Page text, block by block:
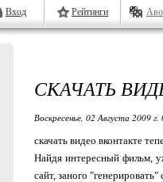
Вход Рейтинги
СКАЧАТЬ
Воскресенье, 02 Августа 2009
скачать видео вконтакте
Найдя интересный фильм,
сайт, заного